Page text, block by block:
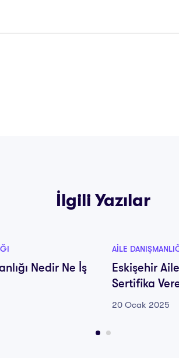
İlgili Yazılar
Nedir Ne İş
AILE
Eskişehir
Sertifika
20 Ocak 2025